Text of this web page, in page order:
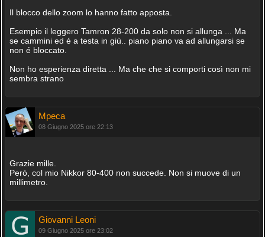
Il blocco dello zoom lo hanno fatto apposta.
Esempio il leggero Tamron 28-200 da solo non si allunga ... Ma
se cammini ed é a testa in giù.. piano piano va ad allungarsi se
non é bloccato.
Non ho esperienza diretta ... Ma che che si comporti così non mi
sembra strano
Mpeca
08 Giugno 2025 ore 22:13
Grazie mille.
Però, col mio Nikkor 80-400 non succede. Non si muove di un
millimetro.
Giovanni Leoni
09 Giugno 2025 ore 23:02